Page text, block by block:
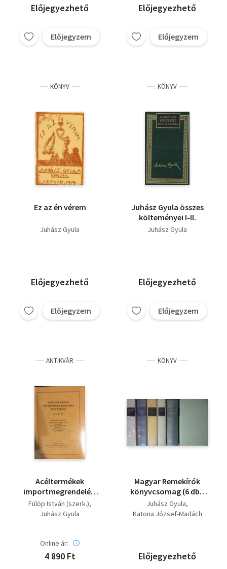
Előjegyezhető
Előjegyzem
Előjegyezhető
Előjegyzem
KÖNYV
Ez az én vérem
Juhász Gyula
Előjegyezhető
Előjegyzem
KÖNYV
Juhász Gyula összes
költeményei I-II.
Juhász Gyula
Előjegyezhető
Előjegyzem
ANTIKVÁR
Acéltermékek
importmegrendelési
feltételei III.
Fülöp István (szerk.)
Juhász Gyula
Online ár:
4 890 Ft
KÖNYV
Magyar Remekírók
könyvcsomag (6 db):
Juhász Gyula
válogatott művei +
Kemény János és
Bethlen Miklós művei +
Juhász Gyula
Katona József-Madách
Mikszáth Kálmán
Előjegyezhető